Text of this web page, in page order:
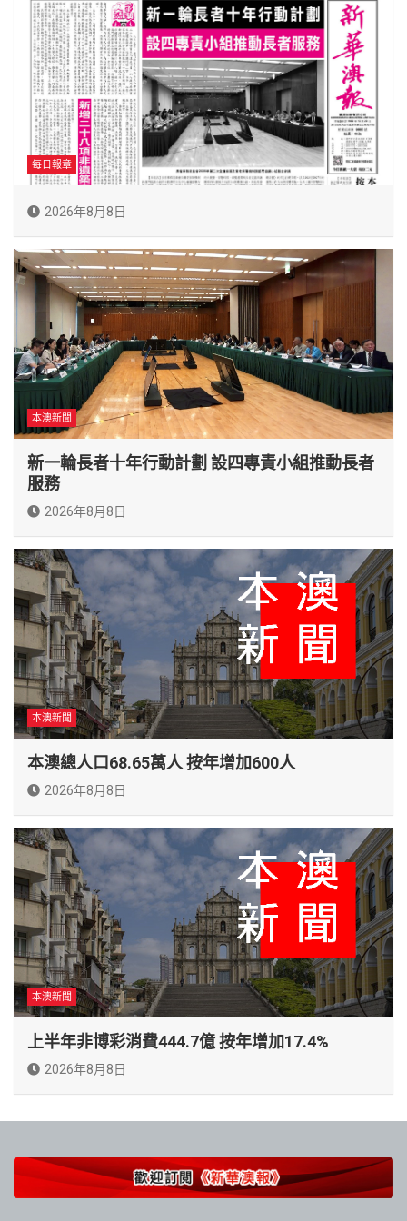
每日報章
2026年8月8日
本澳新聞
新一輪長者十年行動計劃 設四專責小組推動長者
服務
2026年8月8日
本澳新聞
本澳總人口68.65萬人 按年增加600人
2026年8月8日
本澳新聞
上半年非博彩消費444.7億 按年增加17.4%
2026年8月8日